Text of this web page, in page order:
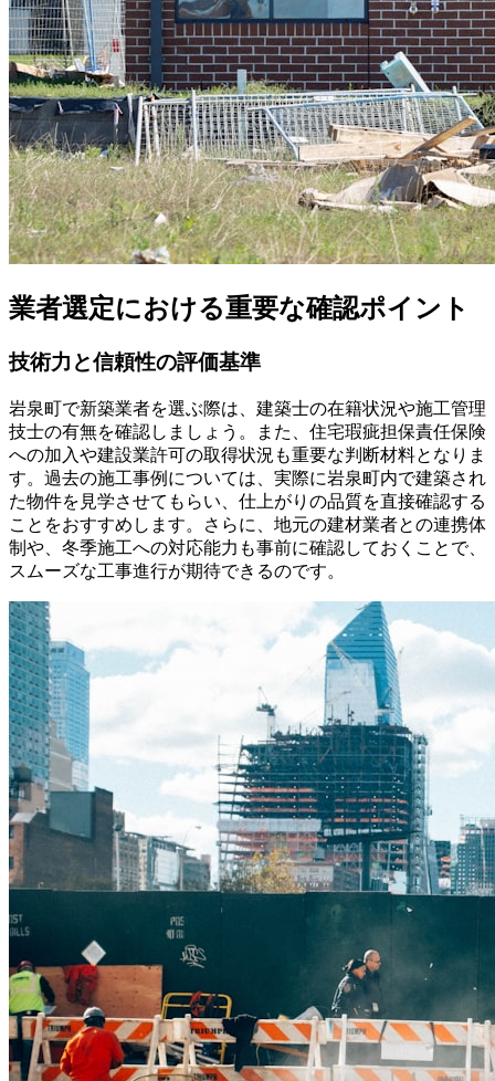
業者選定における重要な確認ポイント
技術力と信頼性の評価基準
岩泉町で新築業者を選ぶ際は、建築士の在籍状況や施工管理
技士の有無を確認しましょう。また、住宅瑕疵担保責任保険
への加入や建設業許可の取得状況も重要な判断材料となりま
す。過去の施工事例については、実際に岩泉町内で建築され
た物件を見学させてもらい、仕上がりの品質を直接確認する
ことをおすすめします。さらに、地元の建材業者との連携体
制や、冬季施工への対応能力も事前に確認しておくことで、
スムーズな工事進行が期待できるのです。